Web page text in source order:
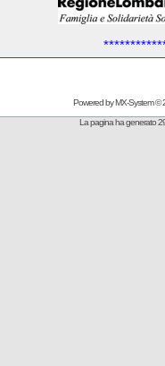
Powered byMX-System©
La pagina ha generato